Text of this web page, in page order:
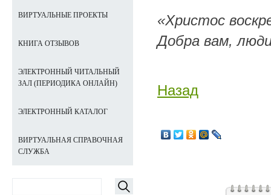
«Христос
Добра вам,
Назад
ВИРТУАЛЬНЫЕ ПРОЕКТЫ
КНИГА ОТЗЫВОВ
ЭЛЕКТРОННЫЙ ЧИТАЛЬНЫЙ
ЗАЛ (ПЕРИОДИКА ОНЛАЙН)
ЭЛЕКТРОННЫЙ КАТАЛОГ
ВИРТУАЛЬНАЯ СПРАВОЧНАЯ
СЛУЖБА